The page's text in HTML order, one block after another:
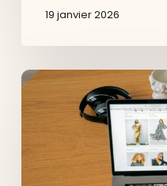
19 janvier 2026
Paiement
en
ligne
besoins